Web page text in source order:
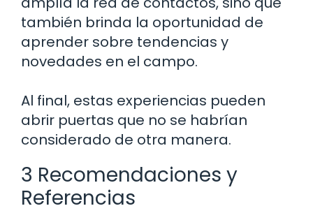
también brinda la oportunidad de
aprender sobre tendencias y
novedades en el campo.
Al final, estas experiencias pueden
abrir puertas que no se habrían
considerado de otra manera.
3 Recomendaciones y
Referencias